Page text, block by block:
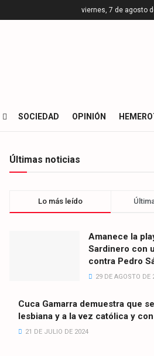
viernes, 7 de agosto
SOCIEDAD OPINIÓN
Últimas noticias
Lo más leído
Amanece la
Sardinero con
contra Pedro
29 DE AGOSTO DE
Cuca Gamarra demuestra que
lesbiana y a la vez católica y
21 DE JULIO DE 2024